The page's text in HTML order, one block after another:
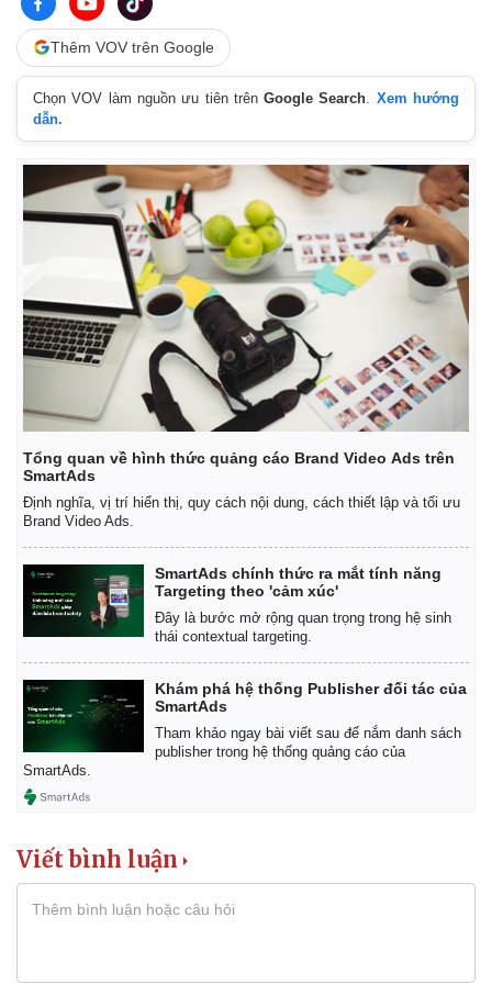
Thêm VOV trên Google
Chọn VOV làm nguồn ưu tiên trênGoogle Search
Xem hướng
dẫn.
Tổng quan về hình thức quảng cáo Brand Video Ads trên
SmartAds
Định nghĩa, vị trí hiển thị, quy cách nội dung, cách thiết lập và tối ưu
Brand Video Ads.
SmartAds chính thức ra mắt tính năng
Targeting theo 'cảm xúc'
Đây là bước mở rộng quan trọng trong hệ sinh
thái contextual targeting.
Khám phá hệ thống Publisher đối tác của
SmartAds
Tham khảo ngay bài viết sau để nắm danh sách
publisher trong hệ thống quảng cáo của
SmartAds.
Viết bình luận